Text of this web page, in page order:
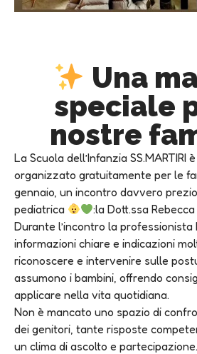
Una
speciale
nostre
La Scuola dell’Infanzia SS.MARTIRI
organizzato gratuitamente per le
gennaio, un incontro davvero
pediatrica
:la Dott.ssa Rebecca
Durante l’incontro la professionista
informazioni chiare e indicazioni
riconoscere e intervenire sulle
assumono i bambini, offrendo
applicare nella vita quotidiana.
Non è mancato uno spazio di
dei genitori, tante risposte
un clima di ascolto e partecipazione.